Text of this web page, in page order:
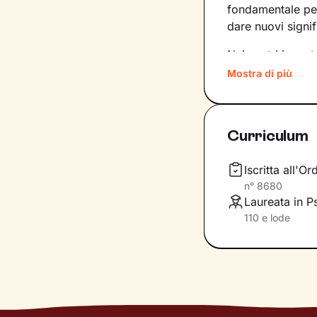
fondamentale
dare nuovi
Nei nostri
condividere ciò
risorse interne
Questi elementi
innescare il
Un passo dopo
e non solo, e
Mostra di più
Curriculum
Iscritta
n° 8680
Laureata in
110 e lode